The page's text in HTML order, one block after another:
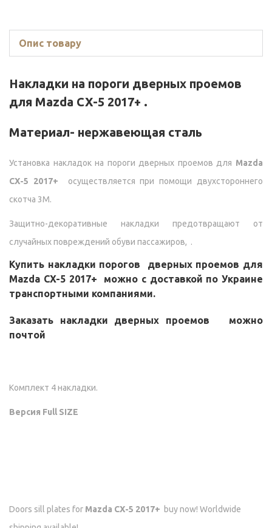
Опис товару
Накладки на пороги дверных проемов
для Mazda CX-5 2017+ .
Материал- нержавеющая сталь
Установка накладок на пороги дверных проемов для Mazda
CX-5 2017+
осуществляется при помощи двухстороннего
скотча 3М.
Защитно-декоративные накладки предотвращают от
случайных повреждений обуви пассажиров, .
Купить накладки порогов дверных проемов для
Mazda CX-5 2017+
можно с доставкой по Украине
транспортными компаниями.
Заказать накладки дверных проемов можно
почтой
Комплект 4 накладки.
Версия Full SIZE
Doors sill plates for Mazda CX-5 2017+ buy now! Worldwide